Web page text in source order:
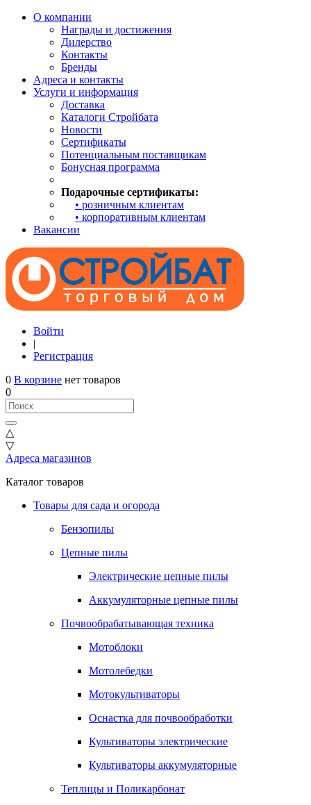
О компании
Награды и достижения
Дилерство
Контакты
Бренды
Адреса и контакты
Услуги и информация
Доставка
Каталоги Стройбата
Новости
Сертификаты
Потенциальным поставщикам
Бонусная программа
Подарочные сертификаты:
• розничным клиентам
• корпоративным клиентам
Вакансии
Войти
|
Регистрация
0 В корзине нет товаров
0
△
▽
Адреса магазинов
Каталог товаров
Товары для сада и огорода
Бензопилы
Цепные пилы
Электрические цепные пилы
Аккумуляторные цепные пилы
Почвообрабатывающая техника
Мотоблоки
Мотолебедки
Мотокультиваторы
Оснастка для почвообработки
Культиваторы электрические
Культиваторы аккумуляторные
Теплицы и Поликарбонат